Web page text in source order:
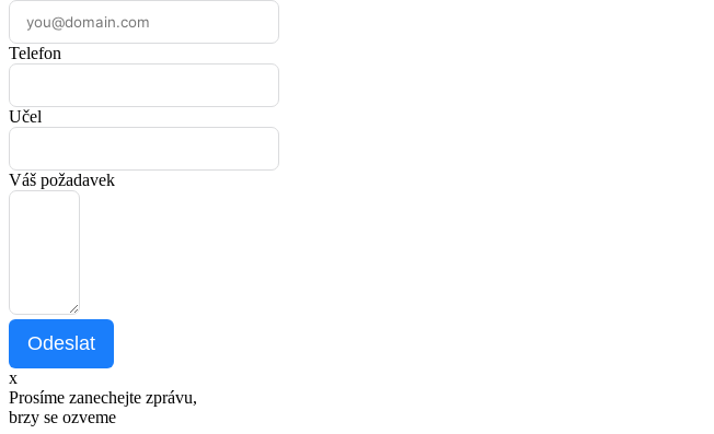
Telefon
Učel
Váš požadavek
Odeslat
x
Prosíme zanechejte zprávu,
brzy se ozveme